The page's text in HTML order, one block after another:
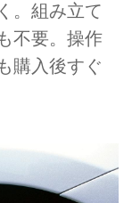
。組み立て
不要。操作
購入後すぐ